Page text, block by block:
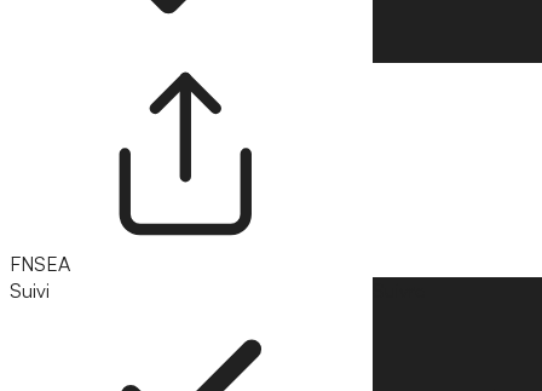
FNSEA
Suivi